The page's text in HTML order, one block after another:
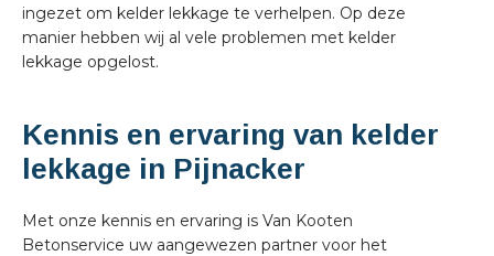
ingezet om kelder lekkage te verhelpen. Op deze
manier hebben wij al vele problemen met kelder
lekkage opgelost.
Kennis en ervaring van kelder
lekkage in Pijnacker
Met onze kennis en ervaring is Van Kooten
Betonservice uw aangewezen partner voor het